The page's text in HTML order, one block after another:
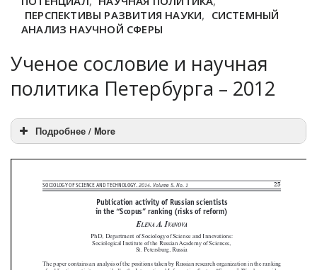
ПЕРСПЕКТИВЫ РАЗВИТИЯ НАУКИ, СИСТЕМНЫЙ
АНАЛИЗ НАУЧНОЙ СФЕРЫ
Ученое сословие и научная
политика Петербурга – 2012
Подробнее / More